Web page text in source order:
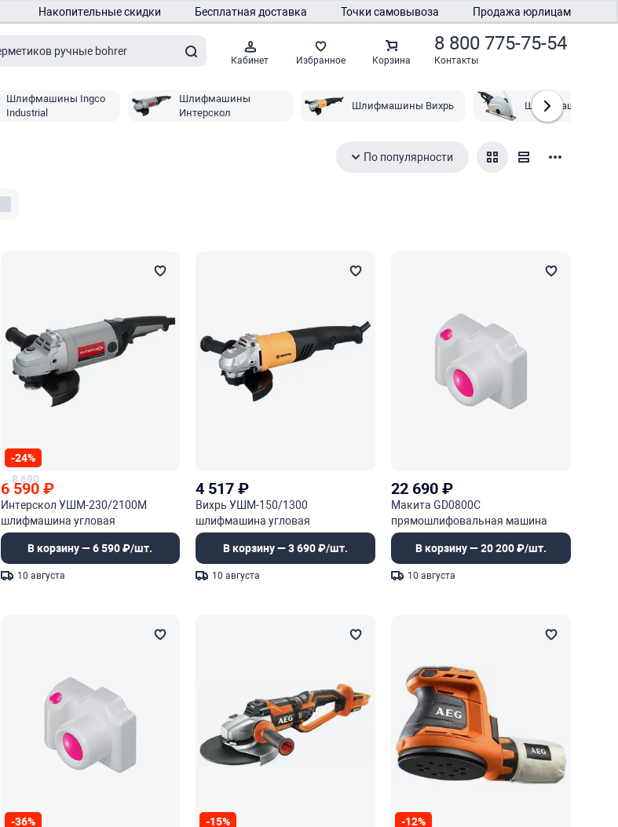
Накопительные скидки Бесплатная доставка Точки самовывоза Продажа юрлицам
Кабинет Избранное Корзина
8 800 775-75-54
Контакты
Шлифмашины Ingco
Industrial
Шлифмашины
Интерскол
Шлифмашины Вихрь Шлифмашины
По популярности
-24%
8 690
6 590 ₽
Интерскол УШМ-230/2100М
шлифмашина угловая
В корзину — 6 590 ₽/шт.
10 августа
4 517₽
Вихрь УШМ-150/1300
шлифмашина угловая
В корзину — 3 690 ₽/шт.
10 августа
22 690₽
Макита GD0800C
прямошлифовальная машина
В корзину — 20 200 ₽/шт.
10 августа
-36%
-15%
-12%